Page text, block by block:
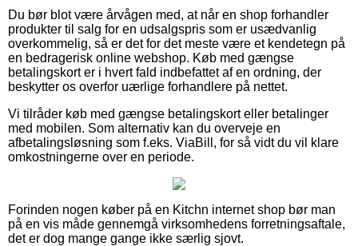
Du bør blot være årvågen med, at når en shop forhandler
produkter til salg for en udsalgspris som er usædvanlig
overkommelig, så er det for det meste være et kendetegn på
en bedragerisk online webshop. Køb med gængse
betalingskort er i hvert fald indbefattet af en ordning, der
beskytter os overfor uærlige forhandlere på nettet.
Vi tilråder køb med gængse betalingskort eller betalinger
med mobilen. Som alternativ kan du overveje en
afbetalingsløsning som f.eks. ViaBill, for så vidt du vil klare
omkostningerne over en periode.
Forinden nogen køber på en Kitchn internet shop bør man
på en vis måde gennemgå virksomhedens forretningsaftale,
det er dog mange gange ikke særlig sjovt.